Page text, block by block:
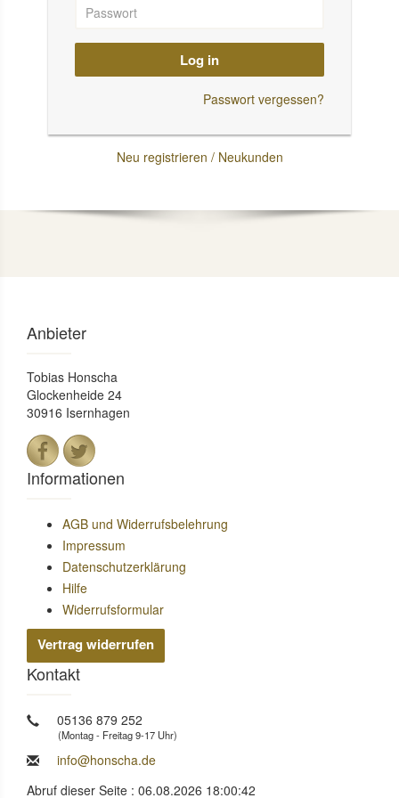
Log in
Passwort vergessen?
Neu registrieren / Neukunden
Anbieter
Tobias Honscha
Glockenheide 24
30916 Isernhagen
Informationen
AGB und Widerrufsbelehrung
Impressum
Datenschutzerklärung
Hilfe
Widerrufsformular
Vertrag widerrufen
Kontakt
05136 879 252
(Montag - Freitag 9-17 Uhr)
info@honscha.de
Abruf dieser Seite : 06.08.2026 18:00:42